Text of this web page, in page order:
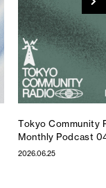
Tokyo Community
Monthly Podcast
2026.06.25